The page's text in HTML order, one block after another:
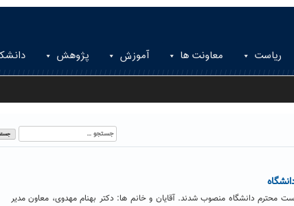
ریاست معاونت ها آموزش پژوهش
جستجو
برای:
محترم دانشگاه منصوب شدند. آقایان و خانم ها: دکتر بهنام مهدوی، معاون مدیر